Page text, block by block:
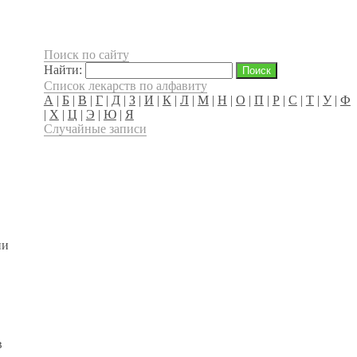
Поиск по сайту
Найти:
Список лекарств по алфавиту
А | Б| В | Г| Д| З| И | К | Л| М| Н | О | П | Р| С | Т| У| Ф
| Х | Ц | Э | Ю| Я
Случайные записи